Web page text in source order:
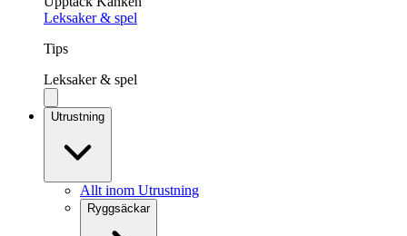
Leksaker & spel
Tips
Leksaker & spel
Utrustning
Allt inom Utrustning
Ryggsäckar